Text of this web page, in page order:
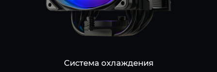
Система охлаждения